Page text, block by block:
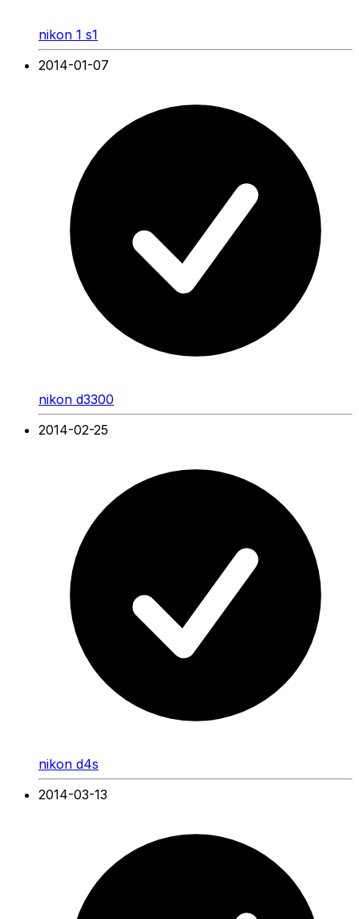
nikon 1 s1
2014-01-07
nikon d3300
2014-02-25
nikon d4s
2014-03-13